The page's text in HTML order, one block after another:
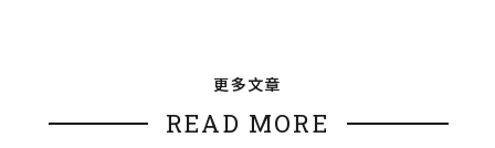
更多文章
READ MORE